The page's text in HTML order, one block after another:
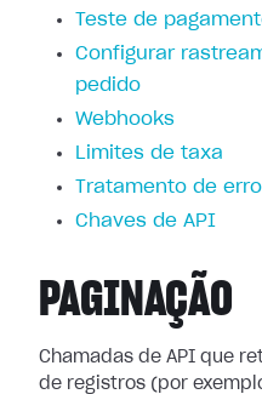
Teste de
Configurar
pedido
Webhooks
Limites de taxa
Tratamento de
Chaves de API
PAGINAÇÃO
Chamadas de API que
de registros (por